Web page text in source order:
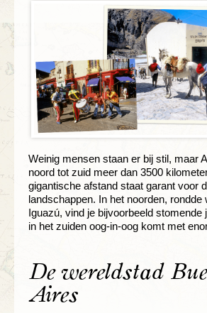
Weinig mensen staan er bij stil, maar
noord tot zuid meer dan 3500
gigantische afstand staat garant voor
landschappen. In het noorden, rondde
Iguazú, vind je bijvoorbeeld stomende
in het zuiden oog-in-oog komt met
De wereldstad
Aires